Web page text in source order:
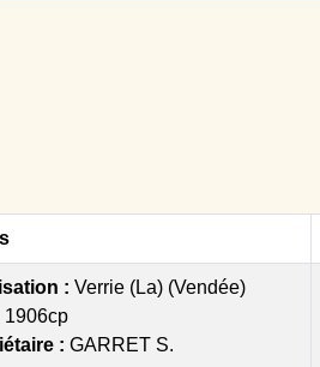
: Verrie (La) (Vendée)
1906cp
: GARRET S.